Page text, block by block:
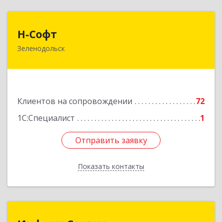
Н-Софт
Зеленодольск
Клиентов на сопровождении
72
1С:Специалист
1
Отправить заявку
Показать контакты
422521, Татарстан Респ (Татарстан),
Подробнее
Отправить заявку
Назад